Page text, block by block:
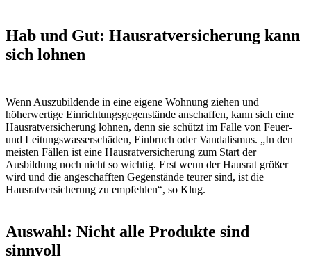
Hab und Gut: Hausratversicherung kann
sich lohnen
Wenn Auszubildende in eine eigene Wohnung ziehen und
höherwertige Einrichtungsgegenstände anschaffen, kann sich eine
Hausratversicherung lohnen, denn sie schützt im Falle von Feuer-
und Leitungswasserschäden, Einbruch oder Vandalismus. „In den
meisten Fällen ist eine Hausratversicherung zum Start der
Ausbildung noch nicht so wichtig. Erst wenn der Hausrat größer
wird und die angeschafften Gegenstände teurer sind, ist die
Hausratversicherung zu empfehlen“, so Klug.
Auswahl: Nicht alle Produkte sind
sinnvoll